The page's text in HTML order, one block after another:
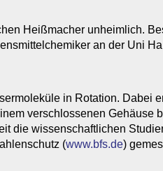
Heißmacher unheimlich.
an der Uni
in Rotation. Dabei
verschlossenen Gehäuse
die wissenschaftlichen
(www.bfs.de)